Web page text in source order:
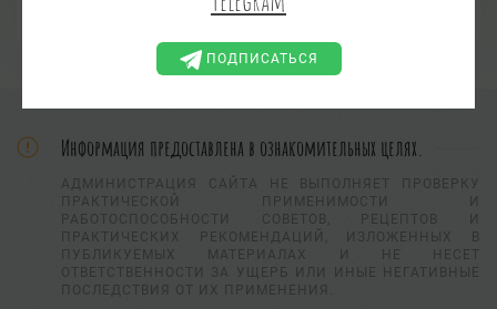
ТРАВА, ЛАСТОВИЧНАЯ ТРАВА,
Информация предоставлена в ознакомительных целях.
АДМИНИСТРАЦИЯ САЙТА НЕ ВЫПОЛНЯЕТ ПРОВЕРКУ
ПРАКТИЧЕСКОЙ ПРИМЕНИМОСТИ И
РАБОТОСПОСОБНОСТИ СОВЕТОВ, РЕЦЕПТОВ И
ПРАКТИЧЕСКИХ РЕКОМЕНДАЦИЙ, ИЗЛОЖЕННЫХ В
ПУБЛИКУЕМЫХ МАТЕРИАЛАХ И НЕ НЕСЕТ
ОТВЕТСТВЕННОСТИ ЗА УЩЕРБ ИЛИ ИНЫЕ НЕГАТИВНЫЕ
ПОСЛЕДСТВИЯ ОТ ИХ ПРИМЕНЕНИЯ.
ПОДПИСАТЬСЯ